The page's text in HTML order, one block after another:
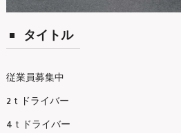
タイトル
従業員募集中
2ｔドライバー
4ｔドライバー